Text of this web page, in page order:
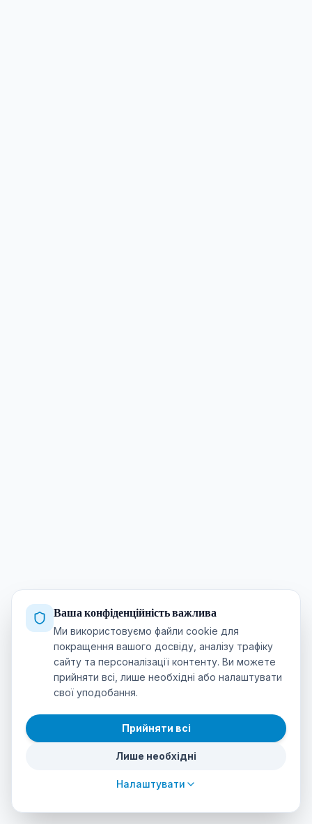
Ваша конфіденційність важлива
Ми використовуємо файли cookie для
покращення вашого досвіду, аналізу трафіку
сайту та персоналізації контенту. Ви можете
прийняти всі, лише необхідні або налаштувати
свої уподобання.
Прийняти всі
Лише необхідні
Налаштувати